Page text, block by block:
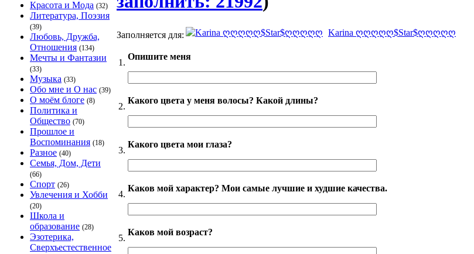
Красота и Мода (32)
Литература, Поэзия
(39)
Любовь, Дружба,
Отношения (134)
Мечты и Фантазии
(33)
Музыка (33)
Обо мне и О нас (39)
О моём блоге (8)
Политика и
Общество (70)
Прошлое и
Воспоминания (18)
Разное (40)
Семья, Дом, Дети
(66)
Спорт (26)
Увлечения и Хобби
(20)
Школа и
образование (28)
Эзотерика,
Сверхъестественное
Заполняется для: Karina ღღღღღ$Star$ღღღღღ
1.
Опишите меня
2.
Какого цвета у меня волосы? Какой длины?
3.
Какого цвета мои глаза?
4.
Каков мой характер? Мои самые лучшие и худшие качества.
5.
Каков мой возраст?